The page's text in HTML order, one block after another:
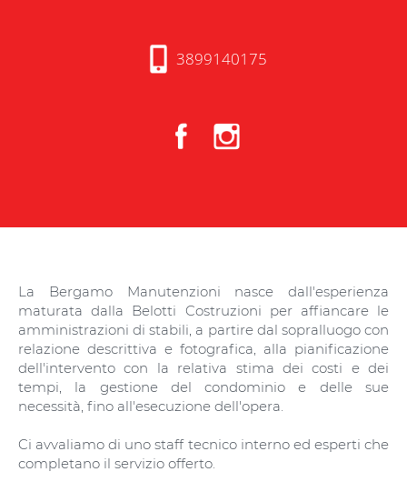
3899140175
La Bergamo Manutenzioni nasce dall'esperienza
maturata dalla Belotti Costruzioni per affiancare le
amministrazioni di stabili, a partire dal sopralluogo con
relazione descrittiva e fotografica, alla pianificazione
dell'intervento con la relativa stima dei costi e dei
tempi, la gestione del condominio e delle sue
necessità, fino all'esecuzione dell'opera.
Ci avvaliamo di uno staff tecnico interno ed esperti che
completano il servizio offerto.